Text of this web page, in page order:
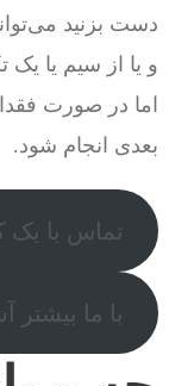
دست بزنید
و یا از سیم یا یک
اما در صورت
بعدی انجام شود.
تماس با یک
با ما بیشتر